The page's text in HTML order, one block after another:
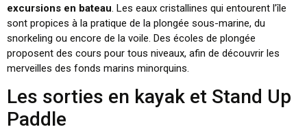
excursions en bateau. Les eaux cristallines qui entourent l’île
sont propices à la pratique de la plongée sous-marine, du
snorkeling ou encore de la voile. Des écoles de plongée
proposent des cours pour tous niveaux, afin de découvrir les
merveilles des fonds marins minorquins.
Les sorties en kayak et Stand Up
Paddle